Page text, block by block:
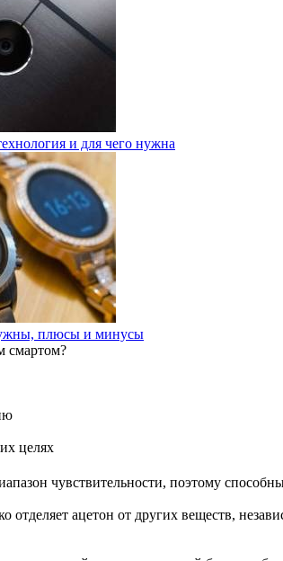
и для чего нужна
плюсы и минусы
смартом?
целях
чувствительности, поэтому
отделяет ацетон от других веществ,